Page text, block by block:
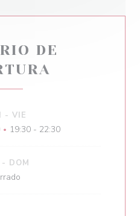
DE
-VIE
• 19:30 - 22:30
- DOM